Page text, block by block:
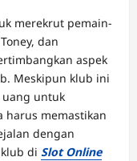
merekrut pemain-
dan
aspek
Meskipun klub ini
untuk
harus memastikan
dengan
di Slot Online